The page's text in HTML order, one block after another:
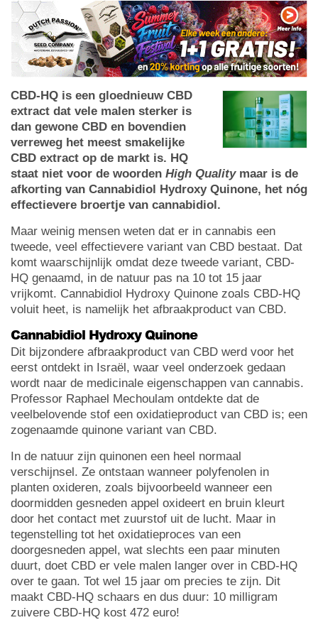
CBD-HQ is een gloednieuw CBD
extract dat vele malen sterker is
dan gewone CBD en bovendien
verreweg het meest smakelijke
CBD extract op de markt is. HQ
staat niet voor de woorden High Quality maar is de
afkorting van Cannabidiol Hydroxy Quinone, het nóg
effectievere broertje van cannabidiol.
Maar weinig mensen weten dat er in cannabis een
tweede, veel effectievere variant van CBD bestaat. Dat
komt waarschijnlijk omdat deze tweede variant, CBD-
HQ genaamd, in de natuur pas na 10 tot 15 jaar
vrijkomt. Cannabidiol Hydroxy Quinone zoals CBD-HQ
voluit heet, is namelijk het afbraakproduct van CBD.
Cannabidiol Hydroxy Quinone
Dit bijzondere afbraakproduct van CBD werd voor het
eerst ontdekt in Israël, waar veel onderzoek gedaan
wordt naar de medicinale eigenschappen van cannabis.
Professor Raphael Mechoulam ontdekte dat de
veelbelovende stof een oxidatieproduct van CBD is; een
zogenaamde quinone variant van CBD.
In de natuur zijn quinonen een heel normaal
verschijnsel. Ze ontstaan wanneer polyfenolen in
planten oxideren, zoals bijvoorbeeld wanneer een
doormidden gesneden appel oxideert en bruin kleurt
door het contact met zuurstof uit de lucht. Maar in
tegenstelling tot het oxidatieproces van een
doorgesneden appel, wat slechts een paar minuten
duurt, doet CBD er vele malen langer over in CBD-HQ
over te gaan. Tot wel 15 jaar om precies te zijn. Dit
maakt CBD-HQ schaars en dus duur: 10 milligram
zuivere CBD-HQ kost 472 euro!